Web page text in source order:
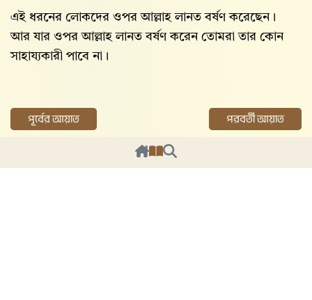
এই ধরনের লোকদের ওপর আল্লাহ‌ লানত বর্ষণ করেছেন।
আর যার ওপর আল্লাহ‌ লানত বর্ষণ করেন তোমরা তার কোন
সাহায্যকারী পাবে না।
পূর্বের আয়াত পরবর্তী আয়াত